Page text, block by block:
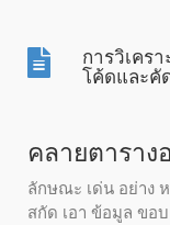
การวิเคร
โค้ดและคั
คลายตาราง
ลักษณะ เด่น อย่าง
สกัด เอา ข้อมูล ขอ